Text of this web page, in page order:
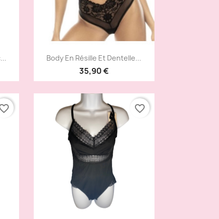
Aperçu rapide
Body En Résille Et Dentelle...
35,90 €
favorite_border